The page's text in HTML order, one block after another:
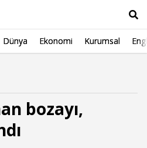
Dünya Ekonomi Kurumsal
bozayı,